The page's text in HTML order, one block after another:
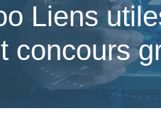
Liens
concours